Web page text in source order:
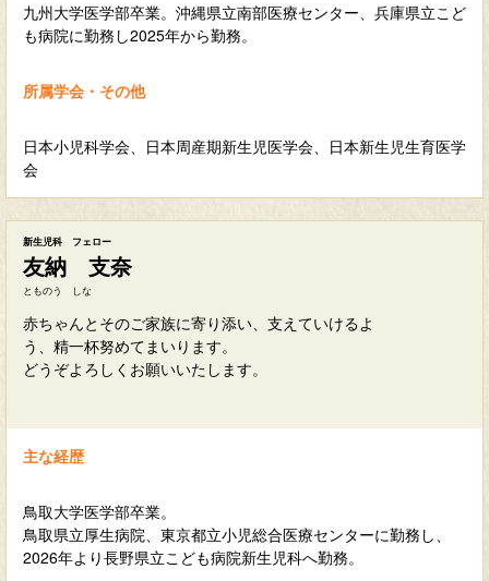
九州大学医学部卒業。沖縄県立南部医療センター、兵庫県立こど
も病院に勤務し2025年から勤務。
所属学会・その他
日本小児科学会、日本周産期新生児医学会、日本新生児生育医学
会
新生児科 フェロー
友納 支奈
とものう しな
赤ちゃんとそのご家族に寄り添い、支えていけるよ
う、精一杯努めてまいります。
どうぞよろしくお願いいたします。
主な経歴
鳥取大学医学部卒業。
鳥取県立厚生病院、東京都立小児総合医療センターに勤務し、
2026年より長野県立こども病院新生児科へ勤務。